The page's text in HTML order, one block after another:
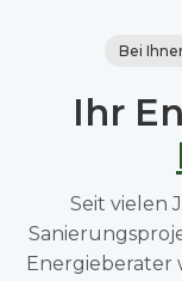
Bei
Ihr
Seit vielen
Energieberater